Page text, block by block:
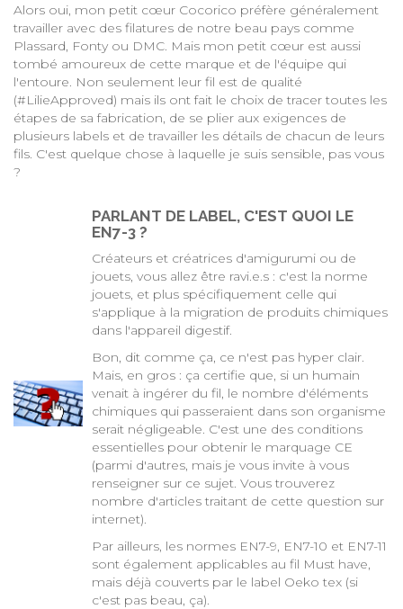
Alors oui, mon petit cœur Cocorico préfère généralement
travailler avec des filatures de notre beau pays comme
Plassard, Fonty ou DMC. Mais mon petit cœur est aussi
tombé amoureux de cette marque et de l'équipe qui
l'entoure. Non seulement leur fil est de qualité
(#LilieApproved) mais ils ont fait le choix de tracer toutes les
étapes de sa fabrication, de se plier aux exigences de
plusieurs labels et de travailler les détails de chacun de leurs
fils. C'est quelque chose à laquelle je suis sensible, pas vous
?
PARLANT DE LABEL, C'EST QUOI LE
EN7-3 ?
Créateurs et créatrices d'amigurumi ou de
jouets, vous allez être ravi.e.s : c'est la norme
jouets, et plus spécifiquement celle qui
s'applique à la migration de produits chimiques
dans l'appareil digestif.
Bon, dit comme ça, ce n'est pas hyper clair.
Mais, en gros : ça certifie que, si un humain
venait à ingérer du fil, le nombre d'éléments
chimiques qui passeraient dans son organisme
serait négligeable. C'est une des conditions
essentielles pour obtenir le marquage CE
(parmi d'autres, mais je vous invite à vous
renseigner sur ce sujet. Vous trouverez
nombre d'articles traitant de cette question sur
internet).
Par ailleurs, les normes EN7-9, EN7-10 et EN7-11
sont également applicables au fil Must have,
mais déjà couverts par le label Oeko tex (si
c'est pas beau, ça).